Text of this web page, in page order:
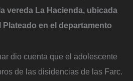
vereda La Hacienda, ubicada
en el departamento
dio cuenta que el adolescente
de las disidencias de las Farc.